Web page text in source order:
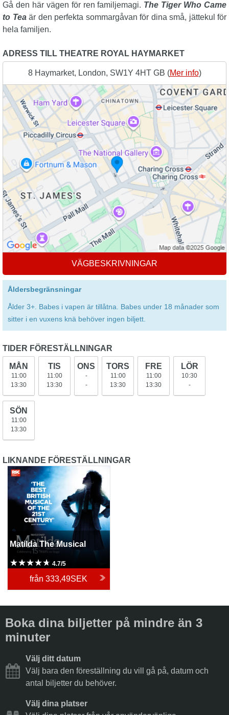
Gå den här vägen för ren familjemagi. The Tiger Who Came
to Teaär den perfekta sommargåvan för dina små, jättekul för
hela familjen.
ADRESS TILL THEATRE ROYAL HAYMARKET
8 Haymarket, London, SW1Y 4HT GB (Mer info)
VÄGBESKRIVNINGAR
Åldersbegränsningar
Ålder 3+. Babes i vapen är tillåtna. Babes under 18 månader som
sitter i en vuxens knä behöver ingen biljett.
TIDER FÖRESTÄLLNINGAR
MÅN
11:00
13:30
TIS
11:00
13:30
ONS
-
-
TORS
11:00
13:30
FRE
11:00
13:30
LÖR
10:30
-
SÖN
11:00
13:30
LIKNANDE FÖRESTÄLLNINGAR
Matilda The Musical
Matilda The Musical
4.7/5
från333,49SEK
Boka dina biljetter på mindre än 3
minuter
Välj ditt datum
Välj bara den föreställning du vill gå på, datum och
antal biljetter du behöver.
Välj dina platser